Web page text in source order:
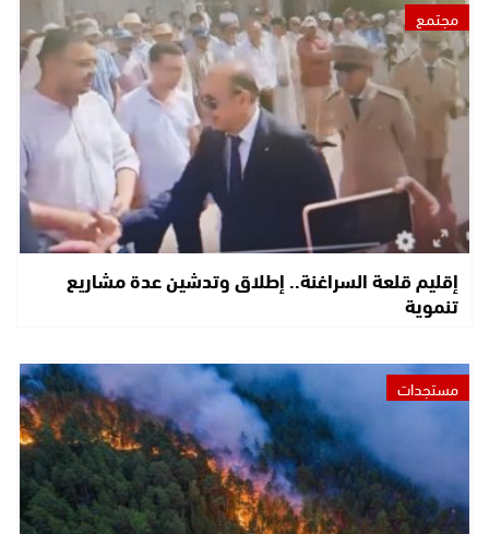
مجتمع
إقليم قلعة السراغنة.. إطلاق وتدشين عدة مشاريع
تنموية
مستجدات